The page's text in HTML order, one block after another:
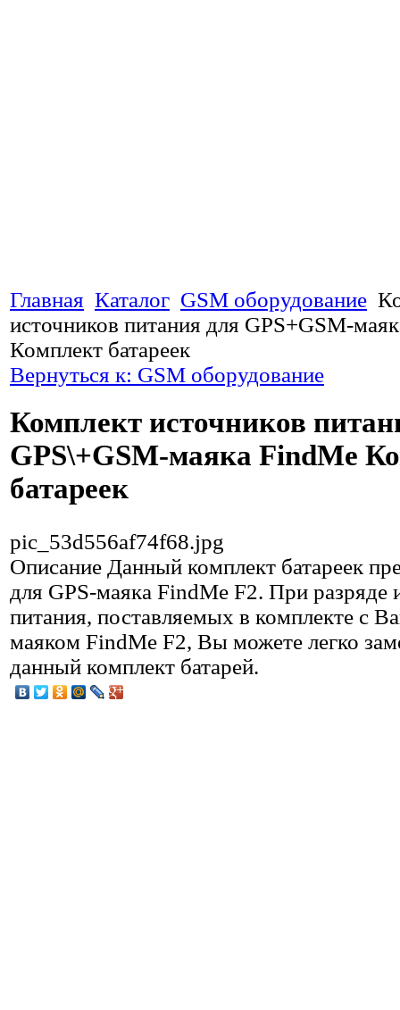
Главная Каталог GSM оборудование
источников питания для GPS+GSM-
Комплект батареек
Вернуться к: GSM оборудование
Комплект источников
GPS\+GSM-маяка FindMe
батареек
pic_53d556af74f68.jpg
Описание Данный комплект батареек
для GPS-маяка FindMe F2. При разряде
питания, поставляемых в комплекте с
маяком FindMe F2, Вы можете легко
данный комплект батарей.